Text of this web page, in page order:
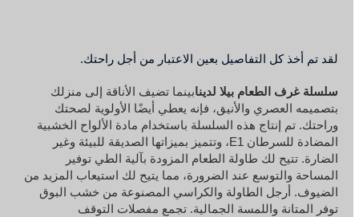
لقد تم أخذ كل التفاصيل بعين الاعتبار من أجل راحتك.
سلسلة غرف الطعام بيلا لدينابينما تضيف الأناقة إلى منزلك
بتصميمه العصري والأنيق، فإنه يعطي أيضًا الأولوية لصحتك
وراحتك. تم إنتاج هذه السلسلة باستخدام مادة الألواح الخشبية
المضادة للسرطان E1، وتتميز بميزاتها الصديقة للبيئة وغير
الضارة. تتيح لك طاولة الطعام المزودة بآلية الطي توفير
المساحة والتوسع عند الضرورة، مما يتيح لك استيعاب المزيد من
الضيوف. أرجل الطاولة والكراسي المصنوعة من خشب البوق
توفر المتانة واللمسة الجمالية. تجمع مفصلات التوقف